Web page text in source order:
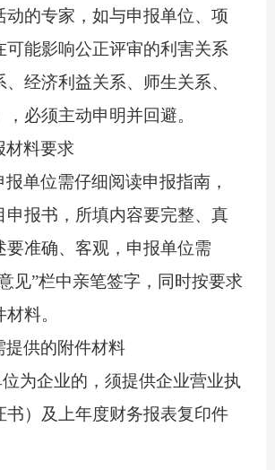
动的专家，如与申报单位、项
可能影响公正评审的利害关系
、经济利益关系、师生关系、
，必须主动申明并回避。
材料要求
报单位需仔细阅读申报指南，
申报书，所填内容要完整、真
要准确、客观，申报单位需
见”栏中亲笔签字，同时按要求
料。
提供的附件材料
为企业的，须提供企业营业执
书）及上年度财务报表复印件